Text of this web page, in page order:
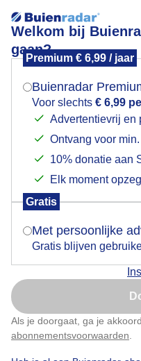
Welkom bij
gaan?
Premium € 6,99 / jaar
Buienradar
Voor slechts € 6,99
Advertentievrij en
Ontvang voor
10% donatie aan
Elk moment
Gratis
Met persoonlijke
Gratis blijven
Als je doorgaat, ga je
abonnementsvoorwaarden
In de ochtend nog veel
bewolkt)
Door: Arjan Pat Gemaakt:
Mogen we je
Indien je hier nog
verschijnt er zo een
Is goed,
Nu niet,
Klik hierom